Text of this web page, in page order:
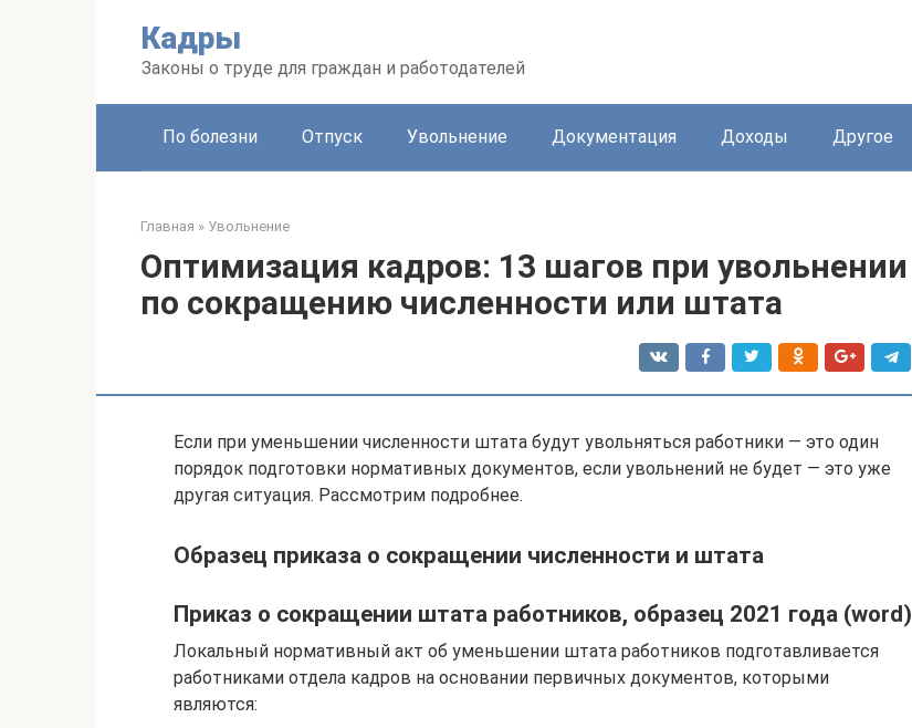
Кадры
Законы о труде для граждан и работодателей
По болезни Отпуск Увольнение Документация Доходы Другое
Главная » Увольнение
Оптимизация кадров: 13 шагов при увольнении
по сокращению численности или штата
Если при уменьшении численности штата будут увольняться работники — это один
порядок подготовки нормативных документов, если увольнений не будет — это уже
другая ситуация. Рассмотрим подробнее.
Образец приказа о сокращении численности и штата
Приказ о сокращении штата работников, образец 2021 года (word)
Локальный нормативный акт об уменьшении штата работников подготавливается
работниками отдела кадров на основании первичных документов, которыми
являются: